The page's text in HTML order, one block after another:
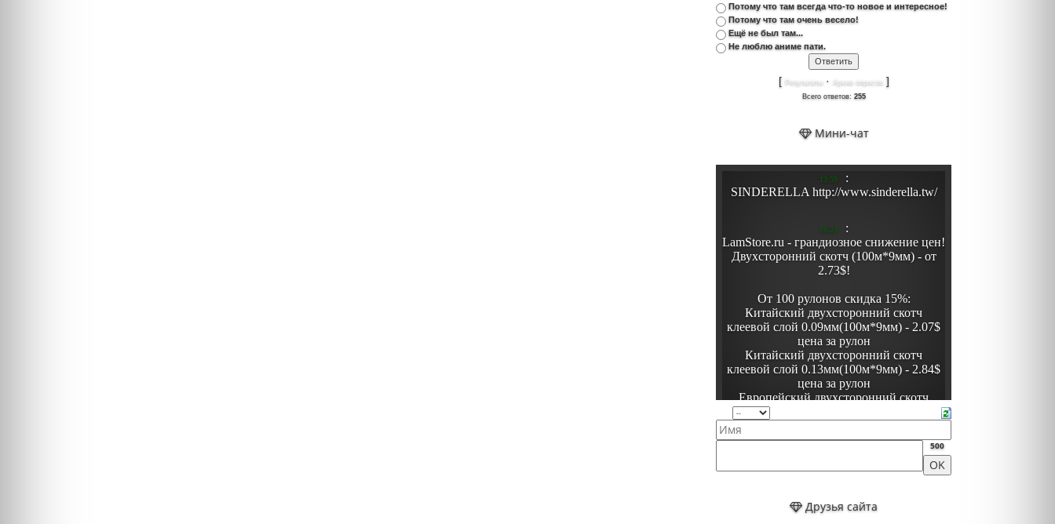
Потому что там всегда что-то новое и интересное!
Потому что там очень весело!
Ещё не был там...
Не люблю аниме пати.
[ Результаты · Архив опросов]
Всего ответов: 255
Мини-чат
500
Друзья сайта